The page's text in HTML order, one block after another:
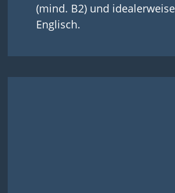
(mind. B2) und
Englisch.